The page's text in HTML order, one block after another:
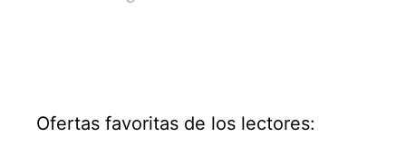
Ofertas favoritas de los lectores: